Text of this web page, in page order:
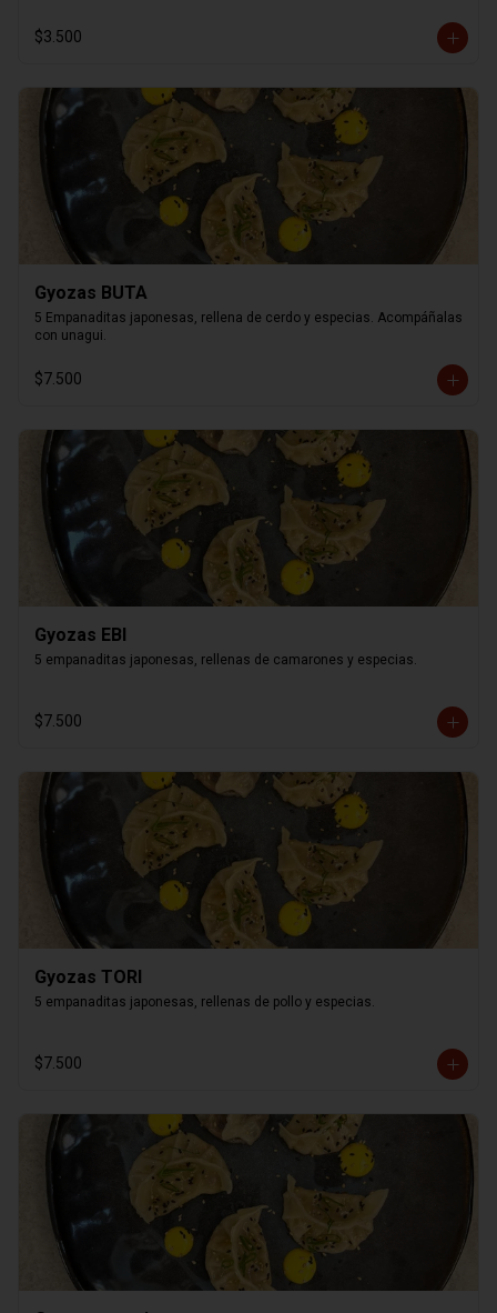
$3.500
Gyozas BUTA
5 Empanaditas japonesas, rellena de cerdo y especias. Acompáñalas
con unagui.
$7.500
Gyozas EBI
5 empanaditas japonesas, rellenas de camarones y especias.
$7.500
Gyozas TORI
5 empanaditas japonesas, rellenas de pollo y especias.
$7.500